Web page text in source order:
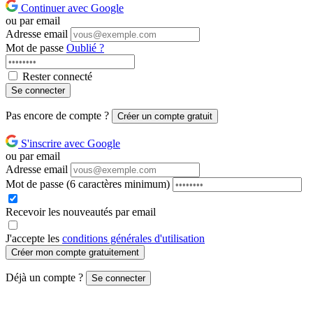
Continuer avec Google
ou par email
Adresse email
Mot de passe Oublié ?
Rester connecté
Se connecter
Pas encore de compte ? Créer un compte gratuit
S'inscrire avec Google
ou par email
Adresse email
Mot de passe (6 caractères minimum)
Recevoir les nouveautés par email
J'accepte les conditions générales d'utilisation
Créer mon compte gratuitement
Déjà un compte ? Se connecter